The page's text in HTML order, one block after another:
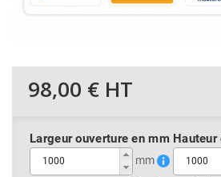
98,00 € HT
Largeur ouverture en mm
mm
Hauteur